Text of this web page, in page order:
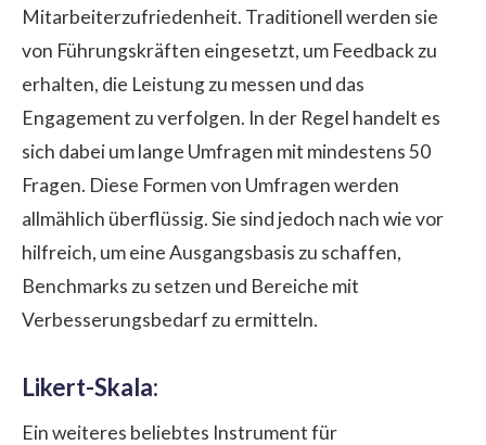
Mitarbeiterzufriedenheit. Traditionell werden sie
von Führungskräften eingesetzt, um Feedback zu
erhalten, die Leistung zu messen und das
Engagement zu verfolgen. In der Regel handelt es
sich dabei um lange Umfragen mit mindestens 50
Fragen. Diese Formen von Umfragen werden
allmählich überflüssig. Sie sind jedoch nach wie vor
hilfreich, um eine Ausgangsbasis zu schaffen,
Benchmarks zu setzen und Bereiche mit
Verbesserungsbedarf zu ermitteln.
Likert-Skala:
Ein weiteres beliebtes Instrument für